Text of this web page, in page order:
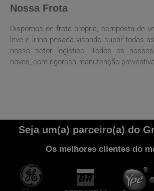
Nossa Frota
Dispomos de frota própria, composta de
leve e linha pesada visando suprir todas
nosso setor logístico. Todos os
novos, com rigorosa manutenção
Seja um(a) parceiro(a) do
Os melhores clientes do